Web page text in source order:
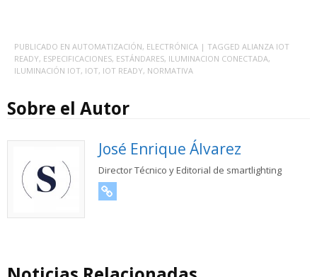
PUBLICADO EN AUTOMATIZACIÓN, ELECTRÓNICA | TAGGED ALIANZA IOT
READY, ESPECIFICACIONES, ESTÁNDARES, ILUMINACION CONECTADA,
ILUMINACIÓN IOT, IOT, IOT READY, NORMATIVA
Sobre el Autor
José Enrique Álvarez
Director Técnico y Editorial de smartlighting